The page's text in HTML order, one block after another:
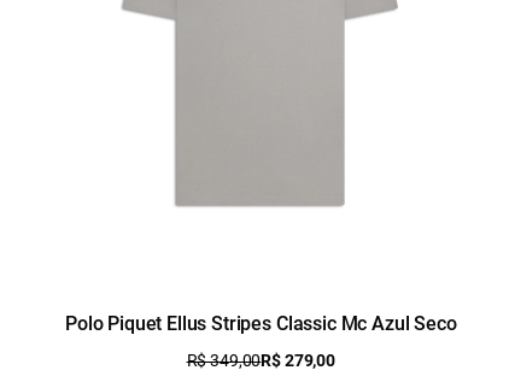
Polo Piquet Ellus Stripes Classic Mc Azul Seco
R$ 349,00R$ 279,00